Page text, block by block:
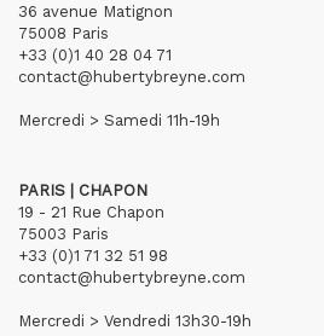
36 avenue Matignon
75008 Paris
+33 (0)1 40 28 04 71
contact@hubertybreyne.com
Mercredi > Samedi 11h-19h
PARIS | CHAPON
19 - 21 Rue Chapon
75003 Paris
+33 (0)1 71 32 51 98
contact@hubertybreyne.com
Mercredi > Vendredi 13h30-19h